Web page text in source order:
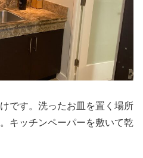
です。洗ったお皿を置く場所
キッチンペーパーを敷いて乾